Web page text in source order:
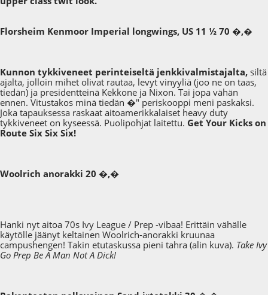
Florsheim Kenmoor Imperial longwings, US 11 ½ 70 �,�
Kunnon tykkiveneet perinteiseltä jenkkivalmistajalta, siltä
ajalta, jolloin mihet olivat rautaa, levyt vinyyliä (joo ne on taas,
tiedän) ja presidentteinä Kekkone ja Nixon. Tai jopa vähän
ennen. Vitustakos minä tiedän �" periskooppi meni paskaksi.
Joka tapauksessa raskaat aitoamerikkalaiset heavy duty
tykkiveneet on kyseessä. Puolipohjat laitettu. Get Your Kicks on
Route Six Six Six!
Woolrich anorakki 20 �,�
Hanki nyt aitoa 70s Ivy League / Prep -vibaa! Erittäin vähälle
käytölle jäänyt keltainen Woolrich-anorakki kruunaa
campushengen! Takin etutaskussa pieni tahra (alin kuva). Take Ivy
Go Prep Be A Man Not A Dick!